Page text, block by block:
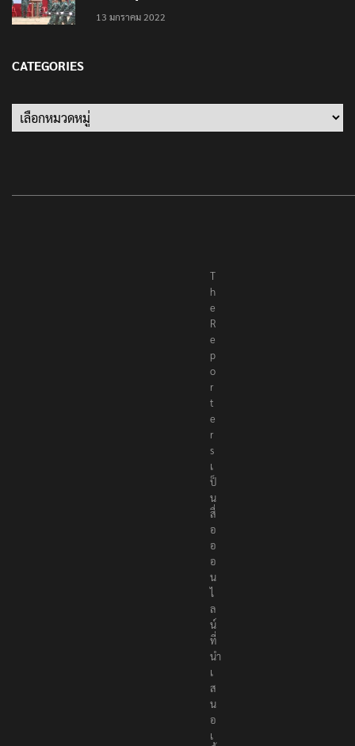
‘นายพลบีทู’ ผู้นำทหารคะเรนนี KNPP ลั่นสู้รบ ครั้งนี้
CATEGORIES
T
h
e
R
e
p
o
r
t
e
r
s
เ
ป็
น
สื่
อ
อ
อ
น
ไ
ล
น์
ที่
นำ
เ
ส
น